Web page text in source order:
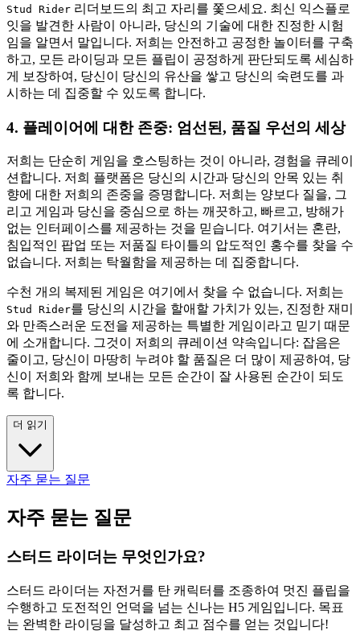
Stud Rider 리더보드의 최고 자리를 쫓으세요. 최신 익스플로
잇을 발견한 사람이 아니라, 당신의 기술에 대한 진정한 시험
임을 알면서 말입니다. 저희는 안전하고 공정한 놀이터를 구축
하고, 모든 라이딩과 모든 플립이 공정하게 판단되도록 세심하
게 보장하여, 당신이 당신의 유산을 쌓고 당신의 숙련도를 과
시하는 데 집중할 수 있도록 합니다.
4. 플레이어에 대한 존중: 엄선된, 품질 우선의 세상
저희는 단순히 게임을 호스팅하는 것이 아니라, 경험을 큐레이
션합니다. 저희 플랫폼은 당신의 시간과 당신의 안목 있는 취
향에 대한 저희의 존중을 증명합니다. 저희는 양보다 질을, 그
리고 게임과 당신을 중심으로 하는 깨끗하고, 빠르고, 방해가
없는 인터페이스를 제공하는 것을 믿습니다. 여기서는 혼란,
침입적인 팝업 또는 저품질 타이틀의 압도적인 홍수를 찾을 수
없습니다. 저희는 탁월함을 제공하는 데 집중합니다.
수천 개의 복제된 게임은 여기에서 찾을 수 없습니다. 저희는
Stud Rider를 당신의 시간을 할애할 가치가 있는, 진정한 재미
와 만족스러운 도전을 제공하는 특별한 게임이라고 믿기 때문
에 소개합니다. 그것이 저희의 큐레이션 약속입니다: 잡음은
줄이고, 당신이 마땅히 누려야 할 품질은 더 많이 제공하여, 당
신이 저희와 함께 보내는 모든 순간이 잘 사용된 순간이 되도
록 합니다.
더 읽기
자주 묻는 질문
자주 묻는 질문
스터드 라이더는 무엇인가요?
스터드 라이더는 자전거를 탄 캐릭터를 조종하여 멋진 플립을
수행하고 도전적인 언덕을 넘는 신나는 H5 게임입니다. 목표
는 완벽한 라이딩을 달성하고 최고 점수를 얻는 것입니다!